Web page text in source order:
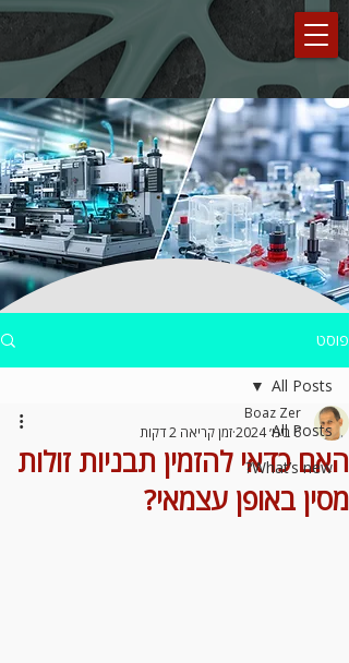
פוסט
All Posts
What’s new?
All Posts
האם כדאי להזמין תבניות זולות
מסין באופן עצמאי?
Boaz Zer
6 בינו׳ 2024
זמן קריאה 2 דקות